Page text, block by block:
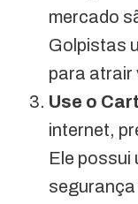
mercado
Golpistas
para atrair
Use o
internet,
Ele possui
segurança